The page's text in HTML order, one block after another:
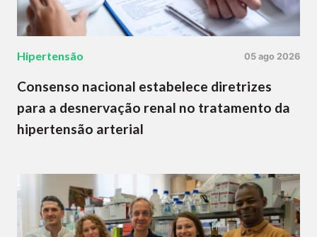
Hipertensão 05 ago 2026
Consenso nacional estabelece diretrizes
para a desnervação renal no tratamento da
hipertensão arterial